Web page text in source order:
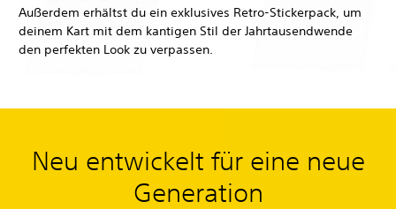
Außerdem erhältst du ein exklusives Retro-Stickerpack, um
deinem Kart mit dem kantigen Stil der Jahrtausendwende
den perfekten Look zu verpassen.
Neu entwickelt für eine neue
Generation